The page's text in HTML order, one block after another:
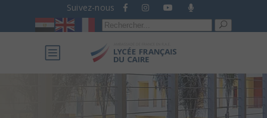
Suivez-nous
Recherche
pour :